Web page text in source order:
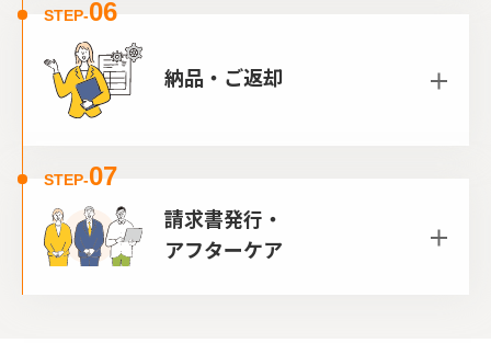
STEP-06
納品・ご返却
STEP-07
請求書発行・
アフターケア